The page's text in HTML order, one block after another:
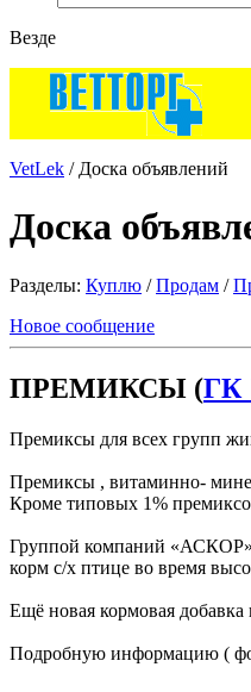
Везде
VetLek / Доска объявлений
Доска
Разделы: Куплю /Продам /
Новое сообщение
ПРЕМИКСЫ (ГК
Премиксы для всех групп
Премиксы , витаминно-
Кроме типовых 1%
Группой компаний «АСКОР»
корм с/х птице во время
Ещё новая кормовая
Подробную информацию (